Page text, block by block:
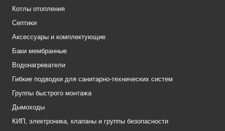
Котлы отопления
Септики
Аксессуары и комплектующие
Баки мембранные
Водонагреватели
Гибкие подводки для санитарно-технических систем
Группы быстрого монтажа
Дымоходы
КИП, электроника, клапаны и группы безопасности